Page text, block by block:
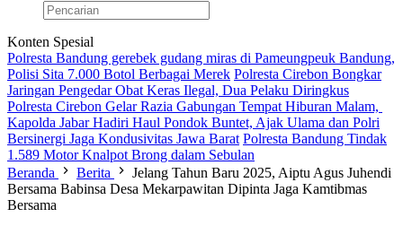
Konten Spesial
Polresta Bandung gerebek gudang miras di Pameungpeuk Bandung,
Polisi Sita 7.000 Botol Berbagai Merek Polresta Cirebon Bongkar
Jaringan Pengedar Obat Keras Ilegal, Dua Pelaku Diringkus
Polresta Cirebon Gelar Razia Gabungan Tempat Hiburan Malam,
Kapolda Jabar Hadiri Haul Pondok Buntet, Ajak Ulama dan Polri
Bersinergi Jaga Kondusivitas Jawa Barat Polresta Bandung Tindak
1.589 Motor Knalpot Brong dalam Sebulan
Beranda
Berita
Jelang Tahun Baru 2025, Aiptu Agus Juhendi
Bersama Babinsa Desa Mekarpawitan Dipinta Jaga Kamtibmas
Bersama